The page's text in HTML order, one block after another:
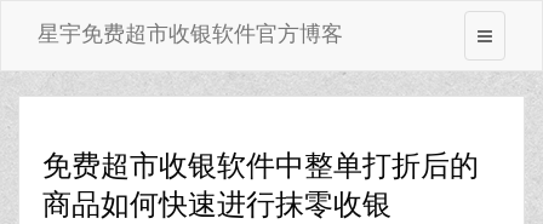
星宇免费超市收银软件官方博客
免费超市收银软件中整单打折后的
商品如何快速进行抹零收银